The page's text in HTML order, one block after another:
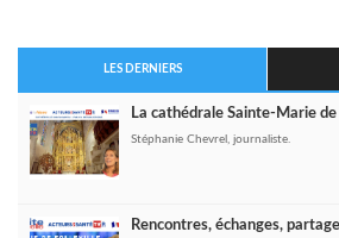
LES DERNIERS
La cathédrale Sainte-Marie de
Stéphanie Chevrel, journaliste.
Rencontres, échanges,